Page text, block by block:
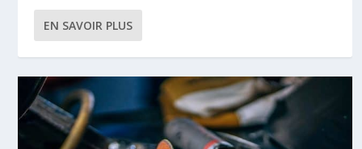
EN SAVOIR PLUS